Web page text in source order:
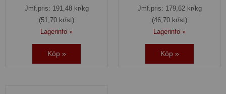
Jmf.pris: 191,48kr/kg
(51,70 kr/st)
Lagerinfo »
Köp »
Jmf.pris: 179,62kr/kg
(46,70 kr/st)
Lagerinfo »
Köp »